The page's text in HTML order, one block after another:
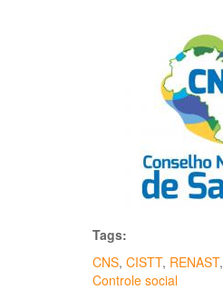
Tags:
CNS, CISTT, RENAST,
Controle social